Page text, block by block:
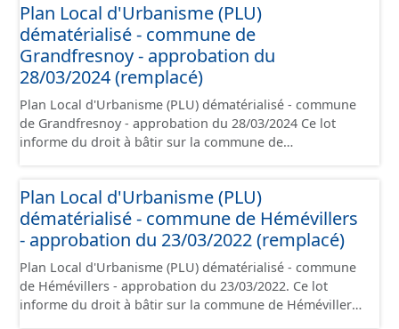
contient les pièces administratives, le rapport de
présentation, le PADD, le règlement (à l'exception des
plans de zonages), les annexes, les orientations
d'aménagement et les données géographiques. Malgré
l'attention portée à la création de ces données, il est
rappelé que seuls les documents papier font foi et sont
opposables d'un point de vue juridique.
Plan Local d'Urbanisme (PLU)
dématérialisé - commune de
Grandfresnoy - approbation du
28/03/2024 (remplacé)
Plan Local d'Urbanisme (PLU) dématérialisé - commune
de Grandfresnoy - approbation du 28/03/2024 Ce lot
informe du droit à bâtir sur la commune de
contient les pièces administratives, le rapport de
présentation, le PADD, le règlement (à l'exception des
plans de zonages), les annexes, les orientations
d'aménagement et les données géographiques. Malgré
l'attention portée à la création de ces données, il est
rappelé que seuls les documents papier font foi et sont
opposables d'un point de vue juridique.
Plan Local d'Urbanisme (PLU)
dématérialisé - commune de Hémévillers
- approbation du 23/03/2022 (remplacé)
Plan Local d'Urbanisme (PLU) dématérialisé - commune
de Hémévillers - approbation du 23/03/2022. Ce lot
informe du droit à bâtir sur la commune de Hémévillers.